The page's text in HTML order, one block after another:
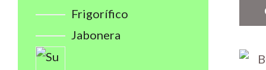
Frigorífico
Jabonera